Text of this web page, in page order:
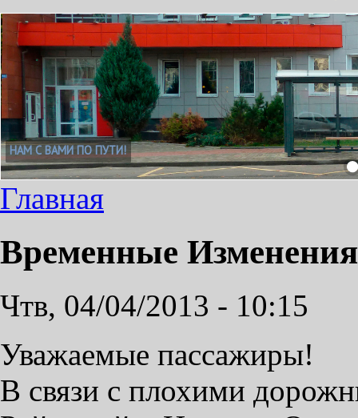
Главная
Временные
Чтв, 04/04/2013 - 10:15
Уважаемые пассажиры!
В связи с плохими